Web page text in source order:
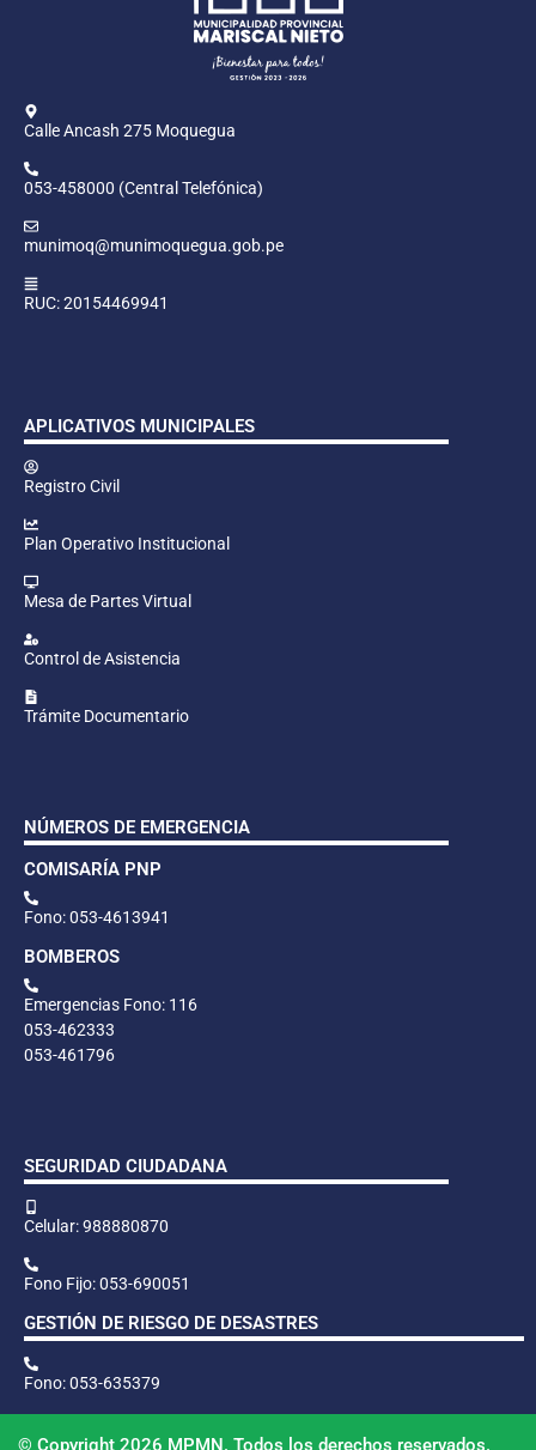
Calle Ancash 275 Moquegua
053-458000 (Central Telefónica)
munimoq@munimoquegua.gob.pe
RUC: 20154469941
APLICATIVOS MUNICIPALES
Registro Civil
Plan Operativo Institucional
Mesa de Partes Virtual
Control de Asistencia
Trámite Documentario
NÚMEROS DE EMERGENCIA
COMISARÍA PNP
Fono: 053-4613941
BOMBEROS
Emergencias Fono: 116
053-462333
053-461796
SEGURIDAD CIUDADANA
Celular: 988880870
Fono Fijo: 053-690051
GESTIÓN DE RIESGO DE DESASTRES
Fono: 053-635379
© Copyright 2026 MPMN. Todos los derechos reservados.